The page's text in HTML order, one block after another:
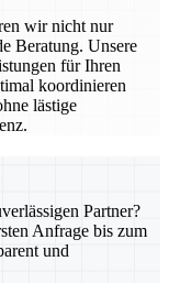
wir nicht nur
Beratung. Unsere
für Ihren
koordinieren
lästige
Partner?
Anfrage bis zum
und